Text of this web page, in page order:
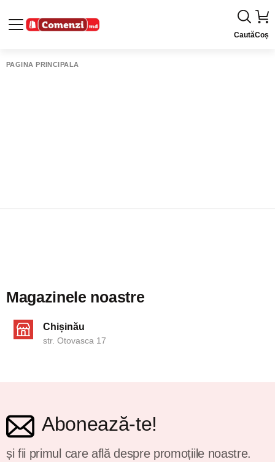
CautăCoș
PAGINA PRINCIPALĂ
Magazinele noastre
Chișinău
str. Otovasca 17
Abonează-te!
și fii primul care află despre promoțiile noastre.